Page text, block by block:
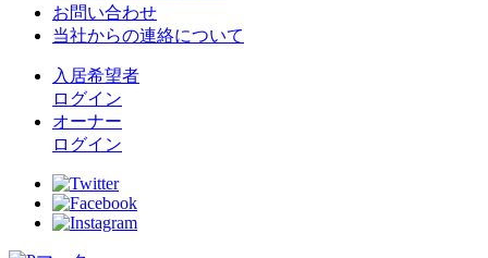
お問い合わせ
当社からの連絡について
入居希望者
ログイン
オーナー
ログイン